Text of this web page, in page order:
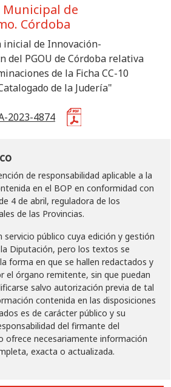
Municipal de
Córdoba
inicial de Innovación-
del PGOU de Córdoba relativa
de la Ficha CC-10
de la Judería"
2023-4874
de responsabilidad aplicable a la
en el BOP en conformidad con
4 de abril, reguladora de los
de las Provincias.
servicio público cuya edición y gestión
Diputación, pero los textos se
forma en que se hallen redactados y
el órgano remitente, sin que puedan
salvo autorización previa de tal
contenida en las disposiciones
es de carácter público y su
del firmante del
ofrece necesariamente información
exacta o actualizada.